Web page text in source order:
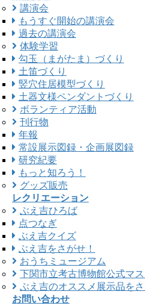
講演会
もうすぐ開始の講演会
過去の講演会
体験学習
勾玉（まがたま）づくり
土笛づくり
竪穴住居模型づくり
土器文様ペンダントづくり
ボランティア活動
刊行物
年報
常設展示図録・企画展図録
研究紀要
もっと知ろう！
グッズ販売
レクリエーション
ぶえ吉ひろば
点つなぎ
ぶえ吉クイズ
ぶえ吉をさがせ！
おうちミュージアム
下関市立考古博物館公式マス
ぶえ吉のオススメ展示品をさ
お問い合わせ